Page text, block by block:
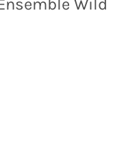
Wild